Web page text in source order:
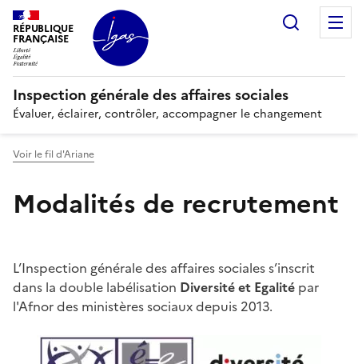
Panneau de gestion des cookies
RÉPUBLIQUE
FRANÇAISE
Inspection générale des affaires sociales
Évaluer, éclairer, contrôler, accompagner le changement
Voir le fil d'Ariane
Modalités de recrutement
L’Inspection générale des affaires sociales s’inscrit
dans la double labélisation Diversité et Egalité par
l'Afnor des ministères sociaux depuis 2013.